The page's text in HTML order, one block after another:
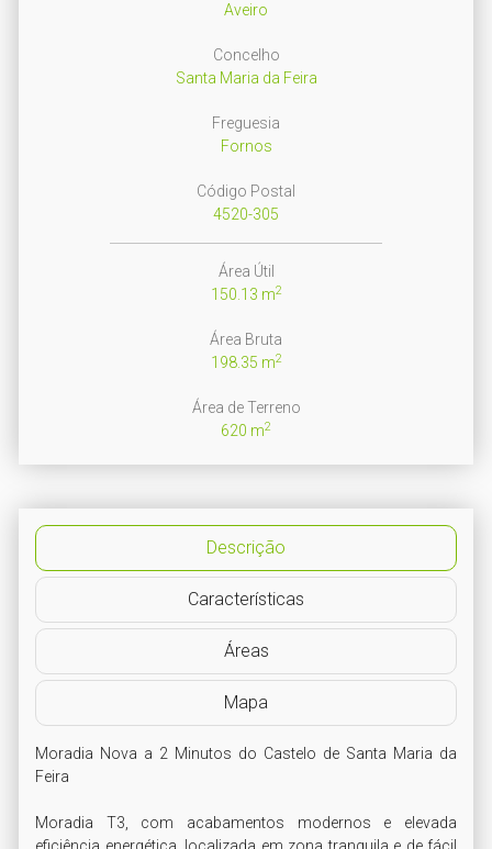
Aveiro
Concelho
Santa Maria da Feira
Freguesia
Fornos
Código Postal
4520-305
Área Útil
150.13 m2
Área Bruta
198.35 m2
Área de Terreno
620 m2
Descrição
Características
Áreas
Mapa
Moradia Nova a 2 Minutos do Castelo de Santa Maria da
Feira
Moradia T3, com acabamentos modernos e elevada